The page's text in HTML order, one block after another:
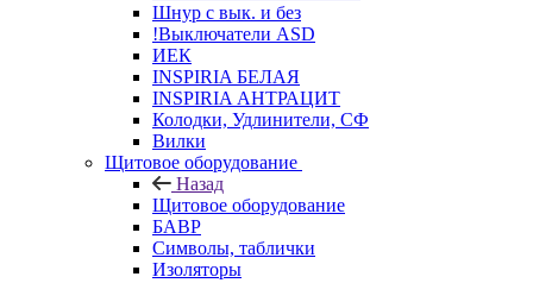
Шнур с вык. и без
!Выключатели ASD
ИЕК
INSPIRIA БЕЛАЯ
INSPIRIA АНТРАЦИТ
Колодки, Удлинители, СФ
Вилки
Щитовое оборудование
Назад
Щитовое оборудование
БАВР
Символы, таблички
Изоляторы